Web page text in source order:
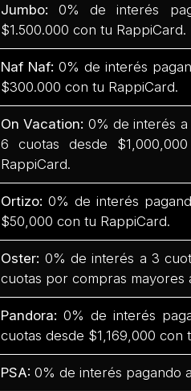
Jumbo:0% de interés
$1.500.000 con tu RappiCard.
Naf Naf:0% de interés
$300.000 con tu RappiCard.
On Vacation: 0% de interés
6 cuotas desde
RappiCard.
Ortizo:0% de interés
$50,000 con tu RappiCard.
Oster: 0% de interés a 3
cuotas por compras mayores
Pandora:0% de interés
cuotas desde $1,169,000 con
PSA: 0% de interés pagando